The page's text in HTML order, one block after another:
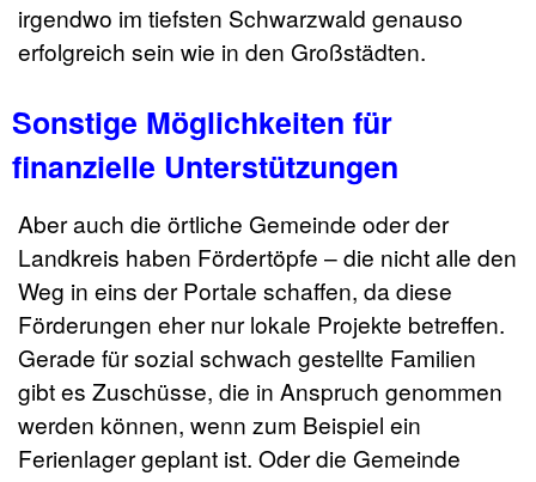
irgendwo im tiefsten Schwarzwald genauso
erfolgreich sein wie in den Großstädten.
Sonstige Möglichkeiten für
finanzielle Unterstützungen
Aber auch die örtliche Gemeinde oder der
Landkreis haben Fördertöpfe – die nicht alle den
Weg in eins der Portale schaffen, da diese
Förderungen eher nur lokale Projekte betreffen.
Gerade für sozial schwach gestellte Familien
gibt es Zuschüsse, die in Anspruch genommen
werden können, wenn zum Beispiel ein
Ferienlager geplant ist. Oder die Gemeinde